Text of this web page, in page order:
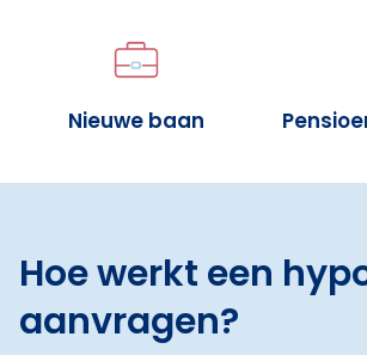
Nieuwe baan
Hoe werkt een
aanvragen?